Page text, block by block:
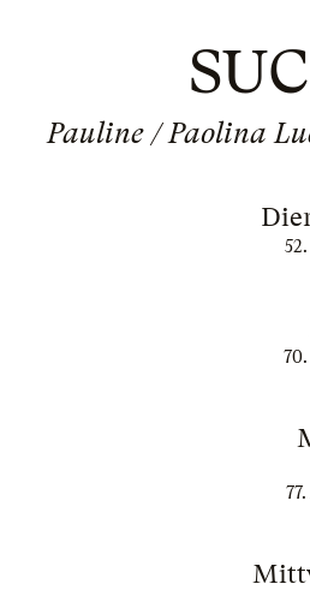
Pauline / Paolina